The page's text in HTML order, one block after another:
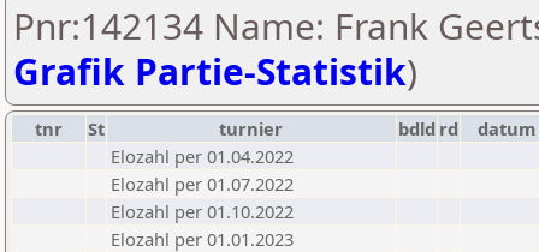
Pnr:142134 Name: Frank
Grafik Partie-Statistik)
tnr St turnier bdld rd
datum
Elozahl per 01.04.2022
Elozahl per 01.07.2022
Elozahl per 01.10.2022
Elozahl per 01.01.2023